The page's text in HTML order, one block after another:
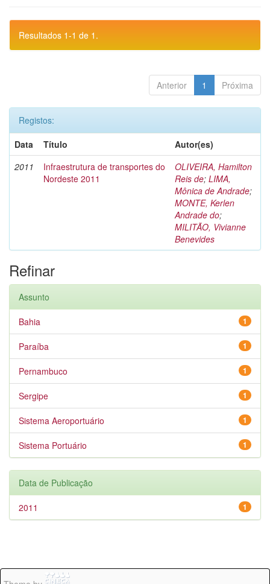
Resultados 1-1 de 1.
Anterior 1 Próxima
Registos:
Data
Título
Autor(es)
2011
Infraestrutura de transportes do
Nordeste 2011
OLIVEIRA, Hamilton
Reis de; LIMA,
Mônica de Andrade;
MONTE, Kerlen
Andrade do;
MILITÃO, Vivianne
Benevides
Refinar
Assunto
1
Bahia
1
Paraíba
1
Pernambuco
1
Sergipe
1
Sistema Aeroportuário
1
Sistema Portuário
Data de Publicação
1
2011